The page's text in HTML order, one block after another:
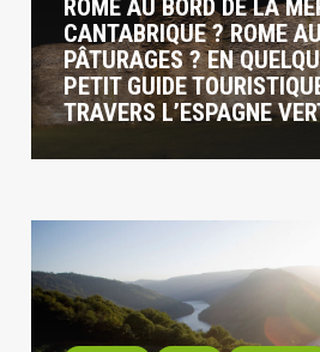
ROME AU BORD DE LA
CANTABRIQUE ? ROME
PÂTURAGES ? EN
PETIT GUIDE
TRAVERS L’ESPAGNE